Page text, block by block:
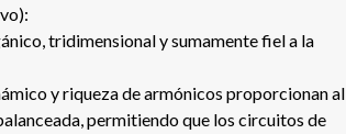
tridimensional y sumamente fiel a la
y riqueza de armónicos proporcionan al
permitiendo que los circuitos de